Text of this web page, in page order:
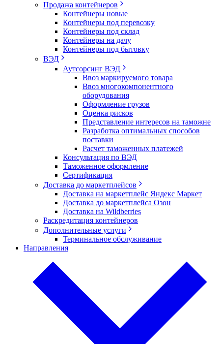
Продажа контейнеров
Контейнеры новые
Контейнеры под перевозку
Контейнеры под склад
Контейнеры на дачу
Контейнеры под бытовку
ВЭД
Аутсорсинг ВЭД
Ввоз маркируемого товара
Ввоз многокомпонентного
оборудования
Оформление грузов
Оценка рисков
Представление интересов на таможне
Разработка оптимальных способов
поставки
Расчет таможенных платежей
Консультация по ВЭД
Таможенное оформление
Сертификация
Доставка до маркетплейсов
Доставка на маркетплейс Яндекс Маркет
Доставка до маркетплейса Озон
Доставка на Wildberries
Раскредитация контейнеров
Дополнительные услуги
Терминальное обслуживание
Направления